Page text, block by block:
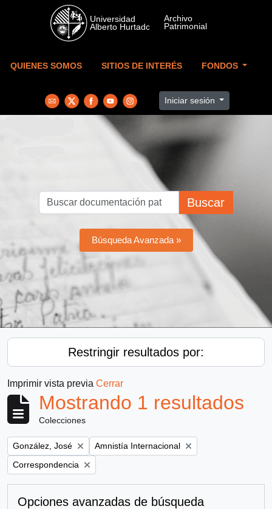
Skip to main content
QUIENES SOMOS SITIOS DE INTERÉS FONDOS
Iniciar sesión
Buscar
Búsqueda Avanzada »
Restringir resultados por:
Imprimir vista previa Cerrar
Mostrando 1 resultados
Colecciones
Remove filter:
González, José Remove filter:
Amnistía Internacional
Remove filter:
Correspondencia
Opciones avanzadas de búsqueda